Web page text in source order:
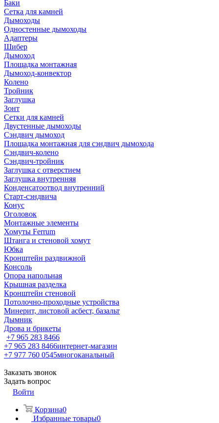
Баки
Сетка для камней
Дымоходы
Одностенные дымоходы
Адаптеры
Шибер
Дымоход
Площадка монтажная
Дымоход-конвектор
Колено
Тройник
Заглушка
Зонт
Сетки для камней
Двустенные дымоходы
Сэндвич дымоход
Площадка монтажная для сэндвич дымохода
Сэндвич-колено
Сэндвич-тройник
Заглушка с отверстием
Заглушка внутренняя
Конденсатоотвод внутренний
Старт-сэндвича
Конус
Оголовок
Монтажные элементы
Хомуты Ferrum
Штанга и стеновой хомут
Юбка
Кронштейн раздвижной
Консоль
Опора напольная
Крышная разделка
Кронштейн стеновой
Потолочно-проходные устройства
Минерит, листовой асбест, базальт
Дымник
Дрова и брикеты
+7 965 283 8466
+7 965 283 8466интернет-магазин
+7 977 760 0545многоканальный
Заказать звонок
Задать вопрос
Войти
Корзина0
Избранные товары0